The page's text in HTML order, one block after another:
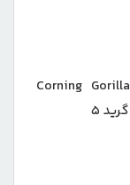
پنل جلویی و پشتی از جنس شیشه (Corning Gorilla